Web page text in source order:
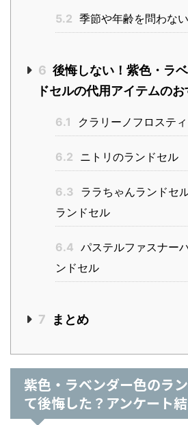
5.2 季節や年齢を問わない
6 後悔しない！紫色・ラ
ドセルの代用アイテムの
6.1 クラリーノフロステ
6.2 ニトリのランドセル
6.3 ララちゃんランドセ
ランドセル
6.4 パステルファスナー
ンドセル
7 まとめ
紫色・ラベンダー色のラ
て後悔した？アンケート